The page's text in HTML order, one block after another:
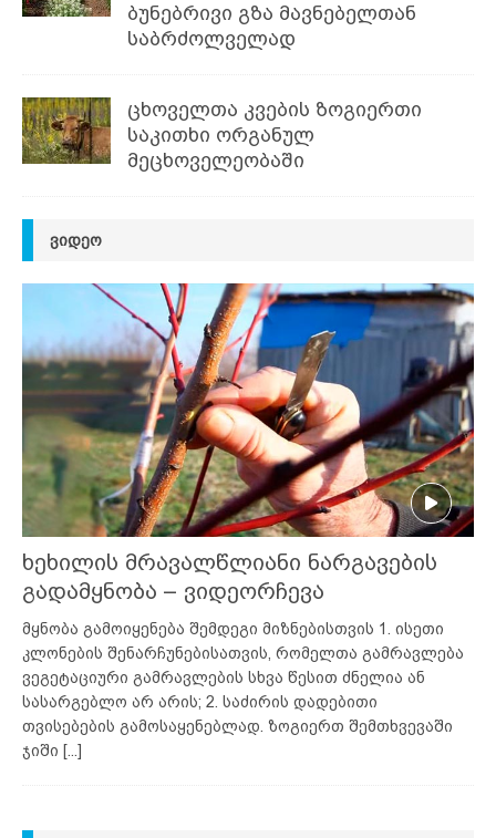
ბუნებრივი გზა მავნებელთან
საბრძოლველად
ცხოველთა კვების ზოგიერთი
საკითხი ორგანულ
მეცხოველეობაში
ᲕᲘᲓᲔᲝ
ხეხილის მრავალწლიანი ნარგავების
გადამყნობა – ვიდეორჩევა
მყნობა გამოიყენება შემდეგი მიზნებისთვის 1. ისეთი
კლონების შენარჩუნებისათვის, რომელთა გამრავლება
ვეგეტაციური გამრავლების სხვა წესით ძნელია ან
სასარგებლო არ არის; 2. საძირის დადებითი
თვისებების გამოსაყენებლად. ზოგიერთ შემთხვევაში
ჯიში [...]